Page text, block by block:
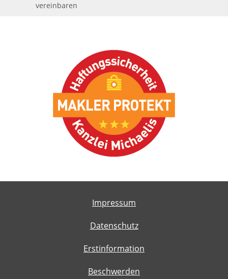
vereinbaren
Impressum
Datenschutz
Erstinformation
Beschwerden